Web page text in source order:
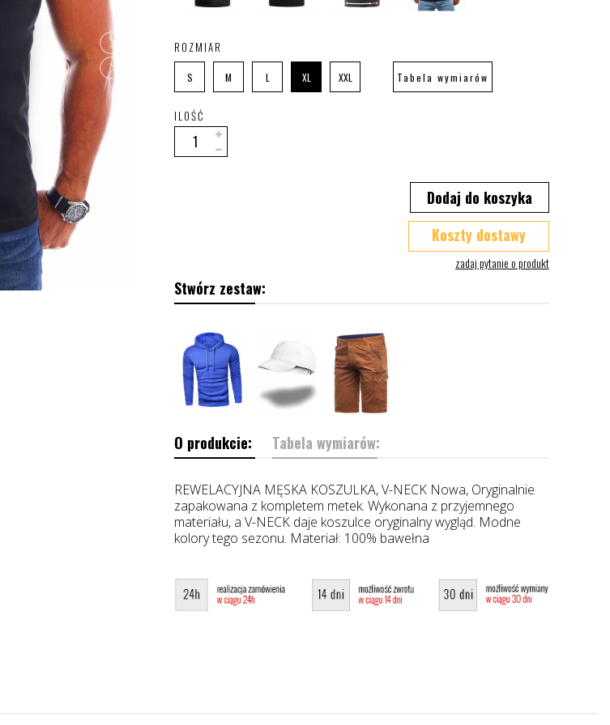
ROZMIAR
S M L XL XXL Tabela wymiarów
ILOŚĆ
Dodaj do koszyka
Koszty dostawy
Stwórz zestaw:
O produkcie: Tabela wymiarów:
REWELACYJNA MĘSKA KOSZULKA, V-NECK Nowa, Oryginalnie
zapakowana z kompletem metek. Wykonana z przyjemnego
materiału, a V-NECK daje koszulce oryginalny wygląd. Modne
kolory tego sezonu. Materiał: 100% bawełna